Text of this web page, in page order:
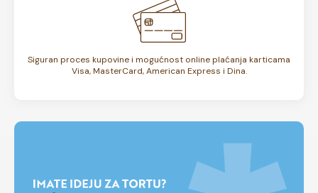
Siguran proces kupovine i mogućnost online plaćanja karticama
Visa, MasterCard, American Express i Dina.